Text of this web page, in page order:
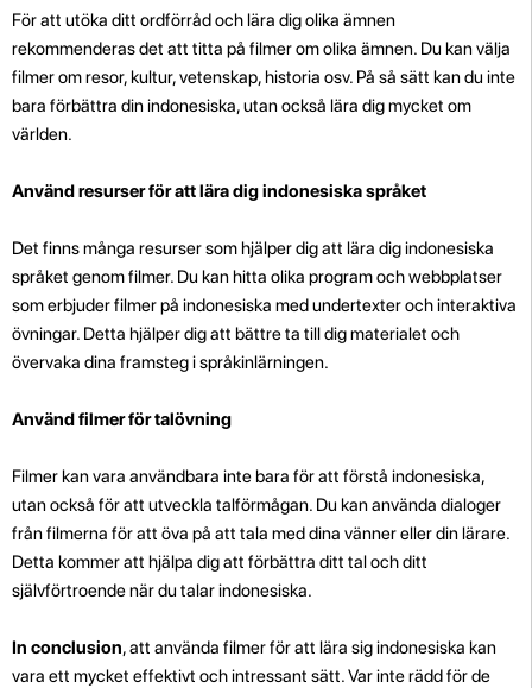
För att utöka ditt ordförråd och lära dig olika ämnen
rekommenderas det att titta på filmer om olika ämnen. Du kan välja
filmer om resor, kultur, vetenskap, historia osv. På så sätt kan du inte
bara förbättra din indonesiska, utan också lära dig mycket om
världen.
Använd resurser för att lära dig indonesiska språket
Det finns många resurser som hjälper dig att lära dig indonesiska
språket genom filmer. Du kan hitta olika program och webbplatser
som erbjuder filmer på indonesiska med undertexter och interaktiva
övningar. Detta hjälper dig att bättre ta till dig materialet och
övervaka dina framsteg i språkinlärningen.
Använd filmer för talövning
Filmer kan vara användbara inte bara för att förstå indonesiska,
utan också för att utveckla talförmågan. Du kan använda dialoger
från filmerna för att öva på att tala med dina vänner eller din lärare.
Detta kommer att hjälpa dig att förbättra ditt tal och ditt
självförtroende när du talar indonesiska.
In conclusion, att använda filmer för att lära sig indonesiska kan
vara ett mycket effektivt och intressant sätt. Var inte rädd för de